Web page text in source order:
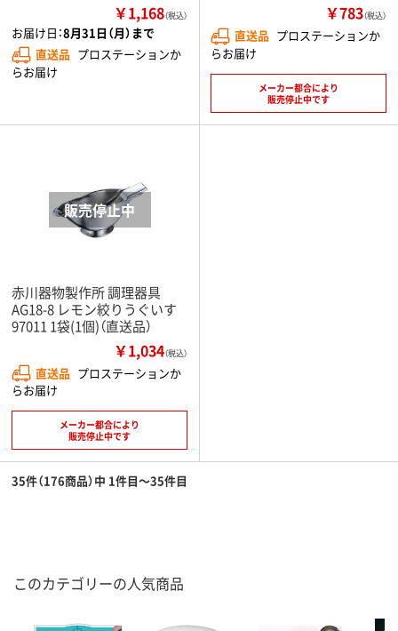
￥1,168（税込）
お届け日：8月31日（月）まで
直送品 プロステーションか
らお届け
￥783（税込）
直送品 プロステーションか
らお届け
メーカー都合により
販売停止中です
赤川器物製作所 調理器具
AG18-8 レモン絞りうぐいす
97011 1袋(1個)（直送品）
￥1,034（税込）
直送品 プロステーションか
らお届け
メーカー都合により
販売停止中です
35件（176商品）中 1件目～35件目
このカテゴリーの人気商品